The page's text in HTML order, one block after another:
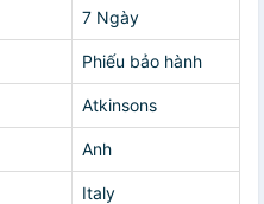
7 Ngày
Phiếu bảo hành
Atkinsons
Anh
Italy